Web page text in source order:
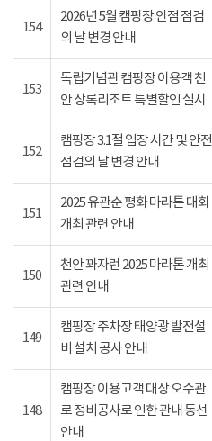
154
2026년 5월 캠핑장 안점 점검
의 날 변경 안내
153
독립기념관 캠핑장 이용객 천
안 상록리조트 특별할인 실시
152
캠핑장 3.1절 입장 시간 및 안전
점검의 날 변경 안내
151
2025 유관순 평화 마라톤 대회
개최 관련 안내
150
천안 꽈자런 2025 마라톤 개최
관련 안내
149
캠핑장 주차장 태양광 발전설
비 설치 공사 안내
148
캠핑장 이용고객 대상 오수관
로 정비공사로 인한 관내 동선
안내